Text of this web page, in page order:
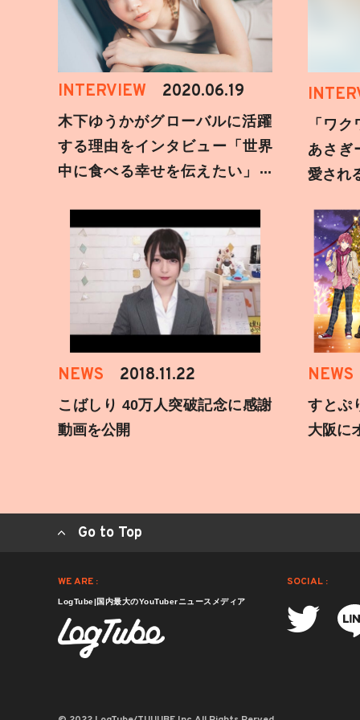
INTERVIEW 2020.06.19
木下ゆうかがグローバルに活躍
する理由をインタビュー「世界
中に食べる幸せを伝えたい」新
「ワ
あさぎ
愛され
NEWS 2018.11.22
こばしり 40万人突破記念に感謝
動画を公開
NEWS
すとぷ
大阪に
Go to Top
WE ARE :
LogTube|国内最大のYouTuberニュースメディア
SOCIAL :